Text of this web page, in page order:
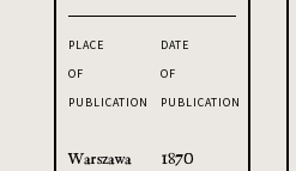
PLACE
OF
PUBLICATION
Warszawa
DATE
OF
PUBLICATION
1870